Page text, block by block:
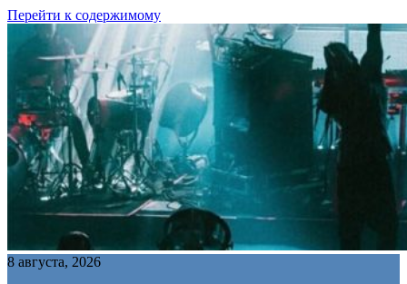
Перейти к содержимому
8 августа, 2026